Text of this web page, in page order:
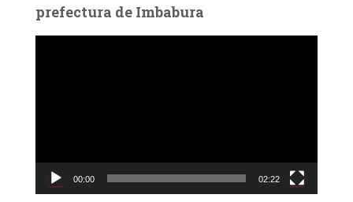
prefectura de Imbabura
c
00:00 02:22